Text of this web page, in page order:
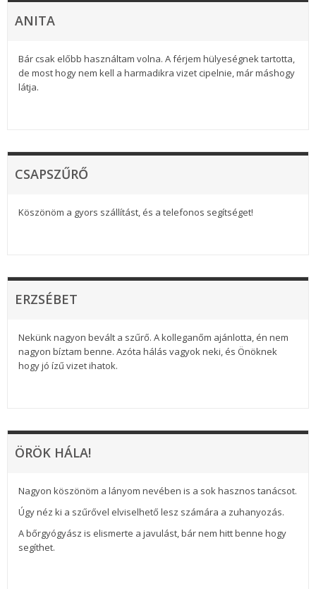
ANITA
Bár csak előbb használtam volna. A férjem hülyeségnek tartotta,
de most hogy nem kell a harmadikra vizet cipelnie, már máshogy
látja.
CSAPSZŰRŐ
Köszönöm a gyors szállítást, és a telefonos segítséget!
ERZSÉBET
Nekünk nagyon bevált a szűrő. A kolleganőm ajánlotta, én nem
nagyon bíztam benne. Azóta hálás vagyok neki, és Önöknek
hogy jó ízű vizet ihatok.
ÖRÖK HÁLA!
Nagyon köszönöm a lányom nevében is a sok hasznos tanácsot.
Úgy néz ki a szűrővel elviselhető lesz számára a zuhanyozás.
A bőrgyógyász is elismerte a javulást, bár nem hitt benne hogy
segíthet.